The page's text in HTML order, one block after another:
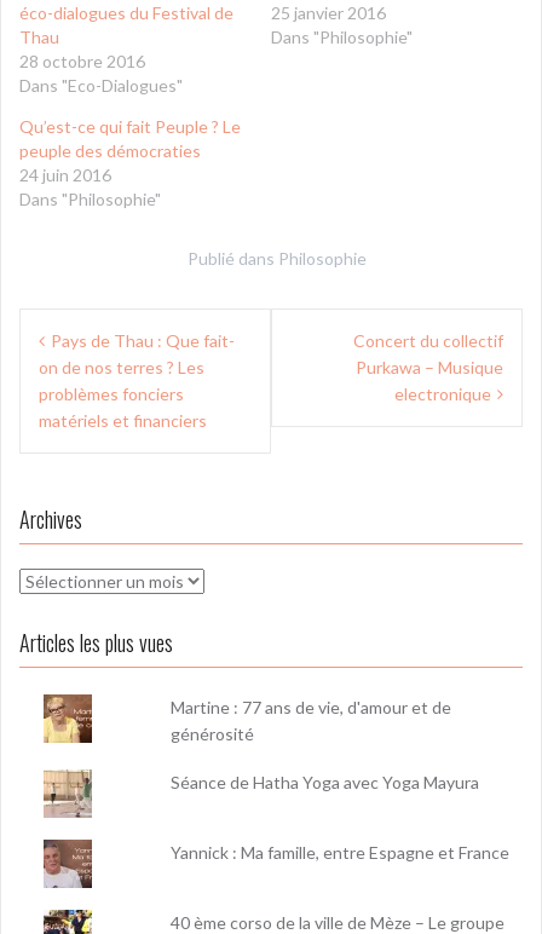
éco-dialogues du Festival de
Thau
28 octobre 2016
Dans "Eco-Dialogues"
25 janvier 2016
Dans "Philosophie"
Qu’est-ce qui fait Peuple ? Le
peuple des démocraties
24 juin 2016
Dans "Philosophie"
Publié dans Philosophie
Navigation
de
l’article
Pays de Thau : Que fait-
on de nos terres ? Les
problèmes fonciers
matériels et financiers
Concert du collectif
Purkawa – Musique
electronique
Archives
Archives
Articles les plus vues
Martine : 77 ans de vie, d'amour et de
générosité
Séance de Hatha Yoga avec Yoga Mayura
Yannick : Ma famille, entre Espagne et France
40 ème corso de la ville de Mèze – Le groupe